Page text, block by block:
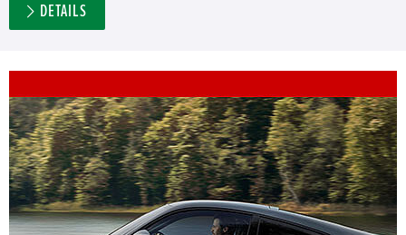
DETAILS